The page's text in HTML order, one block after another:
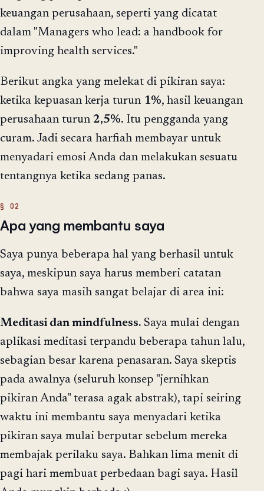
keuangan perusahaan, seperti yang dicatat
dalam "Managers who lead: a handbook for
improving health services."
Berikut angka yang melekat di pikiran saya:
ketika kepuasan kerja turun 1%, hasil keuangan
perusahaan turun 2,5%. Itu pengganda yang
curam. Jadi secara harfiah membayar untuk
menyadari emosi Anda dan melakukan sesuatu
tentangnya ketika sedang panas.
Apa yang membantu saya
Saya punya beberapa hal yang berhasil untuk
saya, meskipun saya harus memberi catatan
bahwa saya masih sangat belajar di area ini:
Meditasi dan mindfulness. Saya mulai dengan
aplikasi meditasi terpandu beberapa tahun lalu,
sebagian besar karena penasaran. Saya skeptis
pada awalnya (seluruh konsep "jernihkan
pikiran Anda" terasa agak abstrak), tapi seiring
waktu ini membantu saya menyadari ketika
pikiran saya mulai berputar sebelum mereka
membajak perilaku saya. Bahkan lima menit di
pagi hari membuat perbedaan bagi saya. Hasil